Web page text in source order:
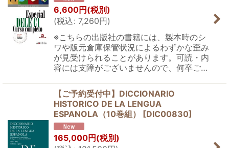
6,600円 (税別)
(税込: 7,260円)
※こちらの出版社の書籍には、製本時のシ
ワや版元倉庫保管状況によるわずかな歪み
が見受けられることがあります。可読・内
容には支障がございませんので、何卒ご…
【ご予約受付中】DICCIONARIO
HISTORICO DE LA LENGUA
ESPANOLA（10巻組）
[DIC00830]
165,000円 (税別)